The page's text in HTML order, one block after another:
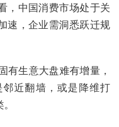
，中国消费市场处于关
速，企业需洞悉跃迁规
有生意大盘难有增量，
近翻墙，或是降维打